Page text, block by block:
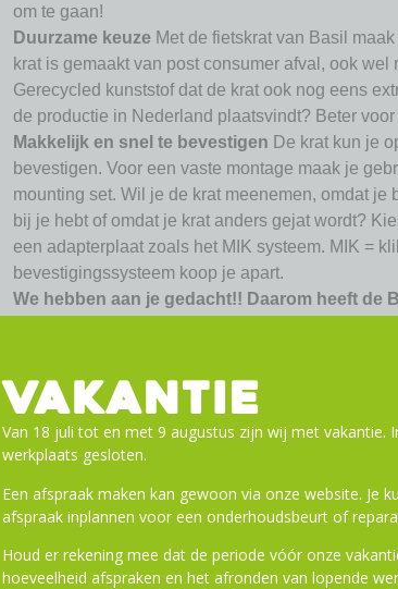
om te gaan!
Duurzame keuze Met de fietskrat van Basil
krat is gemaakt van post consumer afval, ook wel
Gerecycled kunststof dat de krat ook nog eens
de productie in Nederland plaatsvindt? Beter
Makkelijk en snel te bevestigen De krat kun je
bevestigen. Voor een vaste montage maak je
mounting set. Wil je de krat meenemen, omdat je
bij je hebt of omdat je krat anders gejat wordt?
een adapterplaat zoals het MIK systeem. MIK =
bevestigingssysteem koop je apart.
We hebben aan je gedacht!! Daarom heeft de
Stevige constructie, zodat je al die spullen
Een multifunctionele bodem, zodat je
Racktime, I-Rack, MonkeyLoad of Atran Velo
van jouw fietsdrager.
Productspecificaties:
Afmetingen: 39 x 49 x 26 cm (Buitenwerkse
Volume: 40 l
Materiaal: Gerecycled kunststof
VAKANTIE
Van 18 juli tot en met 9 augustus zijn wij met vakantie.
werkplaats gesloten.
Een afspraak maken kan gewoon via onze website. Je
afspraak inplannen voor een onderhoudsbeurt of
Houd er rekening mee dat de periode vóór onze
hoeveelheid afspraken en het afronden van lopende